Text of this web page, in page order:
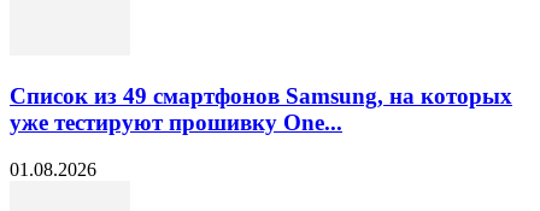
Список из 49 смартфонов Samsung, на которых
уже тестируют прошивку One...
01.08.2026